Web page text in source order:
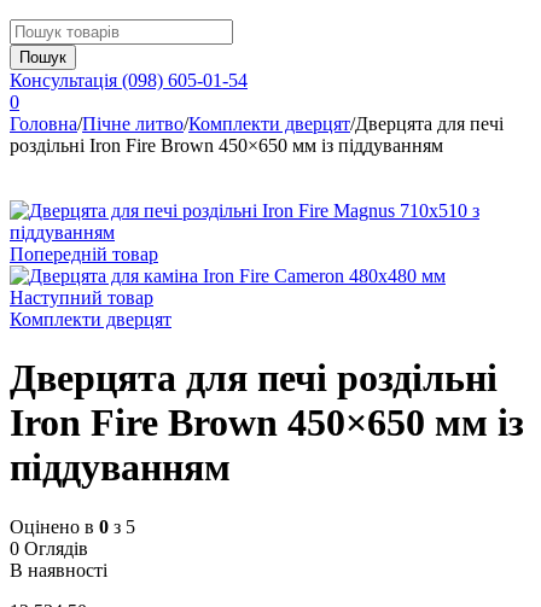
Консультація (098) 605-01-54
0
Головна/Пічне литво/Комплекти дверцят/Дверцята для печі
роздільні Iron Fire Brown 450×650 мм із піддуванням
Попередній товар
Наступний товар
Комплекти дверцят
Дверцята для печі роздільні
Iron Fire Brown 450×650 мм із
піддуванням
Оцінено в 0 з 5
0 Оглядів
В наявності